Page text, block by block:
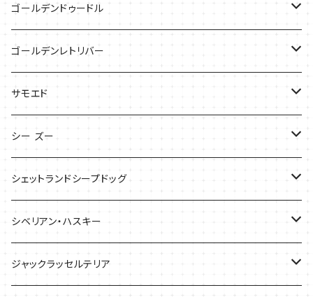
Tシャツ
Tシャツ
タオル
サンダル
バッグ
ケース
バッグ
ケース
Tシャツ
ゴールデンドゥードル
Tシャツ
ゴールデンレトリバー
Tシャツ
バッグ
ケース
サモエド
Tシャツ
バッグ
シー ズー
Tシャツ
バッグ
ケース
シェットランドシープドッグ
バッグ
ケース
シベリアン・ハスキー
Tシャツ
ジャックラッセルテリア